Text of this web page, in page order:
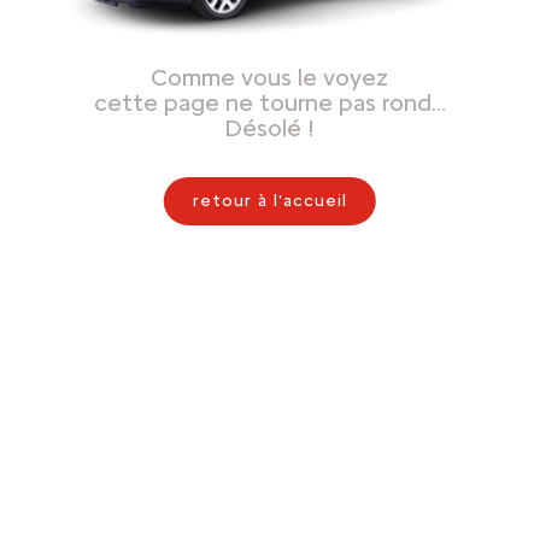
Comme vous le voyez
cette page ne tourne pas rond…
Désolé !
retour à l'accueil